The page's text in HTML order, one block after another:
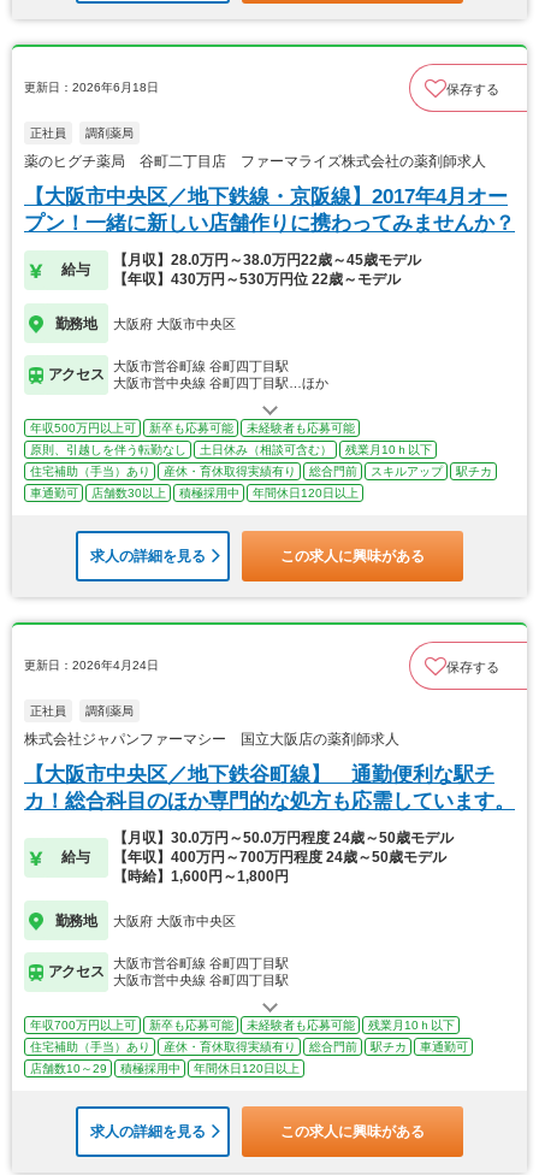
更新日：2026年6月18日 保存する
正社員 調剤薬局
薬のヒグチ薬局 谷町二丁目店 ファーマライズ株式会社の薬剤師求人
【大阪市中央区／地下鉄線・京阪線】2017年4月オー
プン！一緒に新しい店舗作りに携わってみませんか？
給与
【月収】28.0万円～38.0万円22歳～45歳モデル
【年収】430万円～530万円位 22歳～モデル
勤務地 大阪府 大阪市中央区
アクセス
大阪市営谷町線 谷町四丁目駅
大阪市営中央線 谷町四丁目駅…ほか
年収500万円以上可 新卒も応募可能
未経験者も応募可能
原則、引越しを伴う転勤なし
土日休み（相談可含む）
残業月10ｈ以下
住宅補助（手当）あり
産休・育休取得実績有り 総合門前 スキルアップ
駅チカ
車通勤可
店舗数30以上 積極採用中 年間休日120日以上
求人の詳細を見る この求人に興味がある
更新日：2026年4月24日 保存する
正社員 調剤薬局
株式会社ジャパンファーマシー 国立大阪店の薬剤師求人
【大阪市中央区／地下鉄谷町線】 通勤便利な駅チ
カ！総合科目のほか専門的な処方も応需しています。
給与
【月収】30.0万円～50.0万円程度 24歳～50歳モデル
【年収】400万円～700万円程度 24歳～50歳モデル
【時給】1,600円～1,800円
勤務地 大阪府 大阪市中央区
アクセス
大阪市営谷町線 谷町四丁目駅
大阪市営中央線 谷町四丁目駅
年収700万円以上可 新卒も応募可能 未経験者も応募可能
残業月10ｈ以下
住宅補助（手当）あり
産休・育休取得実績有り 総合門前 駅チカ
車通勤可
店舗数10～29
積極採用中 年間休日120日以上
求人の詳細を見る この求人に興味がある